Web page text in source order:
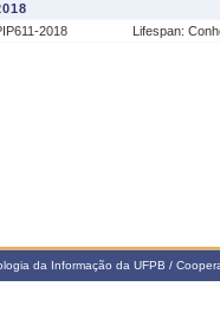
2018
Lifespan:
da Informação da UFPB /